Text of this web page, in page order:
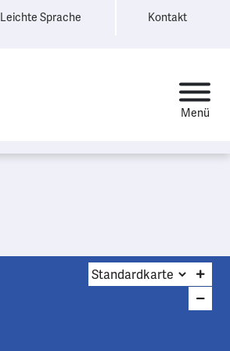
Leichte Sprache Kontakt